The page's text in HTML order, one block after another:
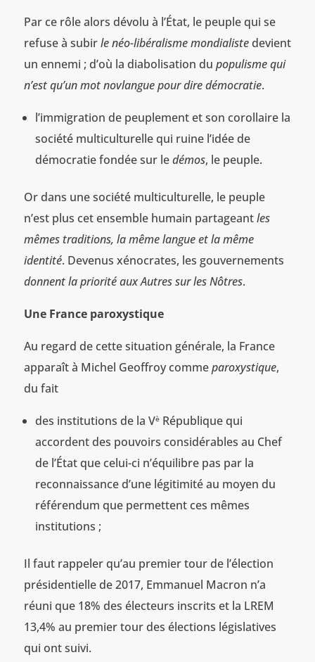
Par ce rôle alors dévolu à l’État, le peuple qui se
refuse à subirle néo-libéralisme mondialistedevient
un ennemi ; d’où la diabolisation du populisme qui
n’est qu’un mot novlangue pour dire démocratie.
l’immigration de peuplement et son corollaire la
société multiculturelle qui ruine l’idée de
démocratie fondée sur ledémos, le peuple.
Or dans une société multiculturelle, le peuple
n’est plus cet ensemble humain partageantles
mêmes traditions, la même langue et la même
identité. Devenus xénocrates, les gouvernements
donnent la priorité aux Autres sur les Nôtres.
Une France paroxystique
Au regard de cette situation générale, la France
apparaît à Michel Geoffroy commeparoxystique,
du fait
des institutions de la VèRépublique qui
accordent des pouvoirs considérables au Chef
de l’État que celui-ci n’équilibre pas par la
reconnaissance d’une légitimité au moyen du
référendum que permettent ces mêmes
institutions ;
Il faut rappeler qu’au premier tour de l’élection
présidentielle de 2017, Emmanuel Macron n’a
réuni que 18% des électeurs inscrits et la LREM
13,4% au premier tour des élections législatives
qui ont suivi.